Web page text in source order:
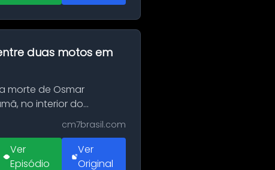
duas motos em
morte de Osmar
no interior do
cm7brasil.com
Ver
Episódio
Ver
Original